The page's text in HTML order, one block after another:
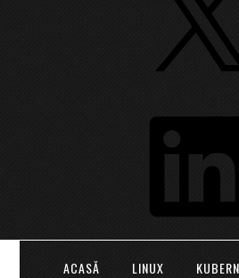
ACASĂ LINUX